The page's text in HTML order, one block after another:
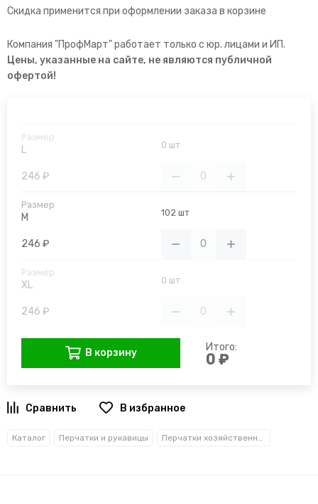
Скидка применится при оформлении заказа в корзине
Компания "ПрофМарт" работает только с юр. лицами и ИП.
Цены, указанные на сайте, не являются публичной
офертой!
L 0 шт
246 ₽
M 102 шт
246 ₽
XL 0 шт
246 ₽
В корзину Итого:
0 ₽
В избранное
Каталог Перчатки и рукавицы Перчатки хозяйственные, латексные